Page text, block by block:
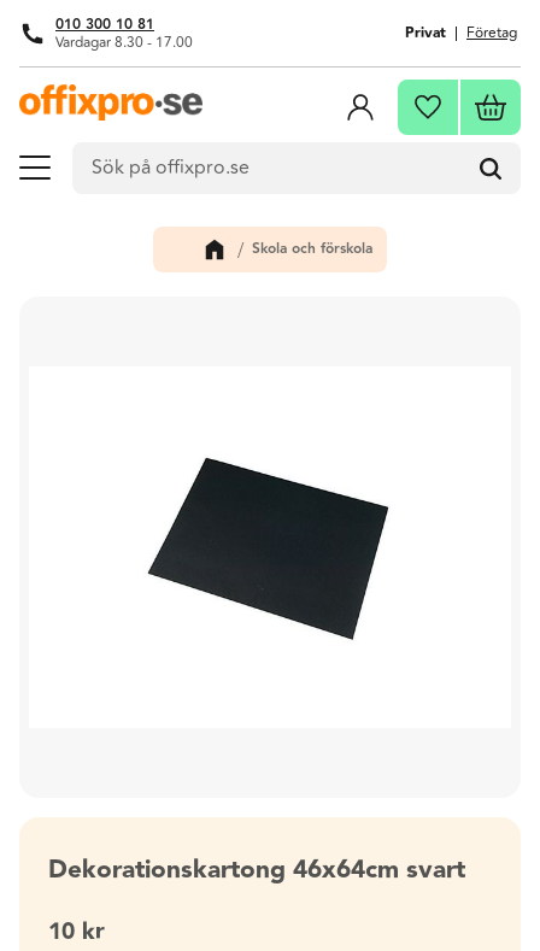
Meny
010 300 10 81
Vardagar 8.30 - 17.00 Privat Företag
Favoriter
Skola och förskola
Dekorationskartong 46x64cm svart
10 kr